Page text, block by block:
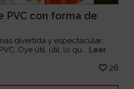
PVC con forma de
divertida y espectacular,
Oye útil, útil, lo qu... Leer
26